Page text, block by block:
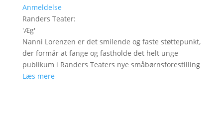
Anmeldelse
Randers Teater:
'Æg'
Nanni Lorenzen er det smilende og faste støttepunkt,
der formår at fange og fastholde det helt unge
publikum i Randers Teaters nye småbørnsforestilling
Læs mere